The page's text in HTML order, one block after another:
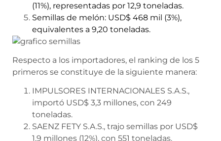
(11%), representadas por 12,9 toneladas.
Semillas de melón: USD$ 468 mil (3%),
equivalentes a 9,20 toneladas.
Respecto a los importadores, el ranking de los 5
primeros se constituye de la siguiente manera:
IMPULSORES INTERNACIONALES S.A.S.,
importó USD$ 3,3 millones, con 249
toneladas.
SAENZ FETY S.A.S., trajo semillas por USD$
1,9 millones (12%), con 551 toneladas.